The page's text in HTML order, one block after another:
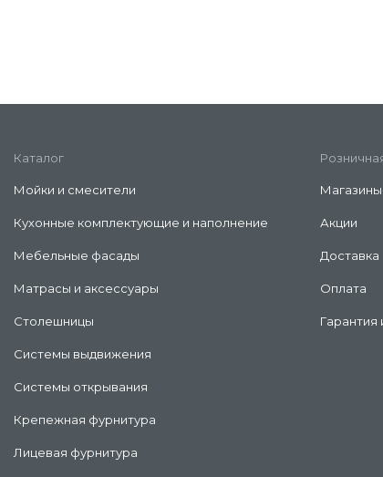
Каталог
Мойки и смесители
Кухонные комплектующие и наполнение
Мебельные фасады
Матрасы и аксессуары
Столешницы
Системы выдвижения
Системы открывания
Крепежная фурнитура
Лицевая фурнитура
Магазины
Акции
Доставка
Оплата
Гарантия